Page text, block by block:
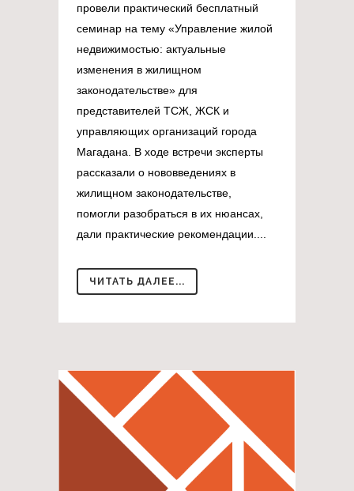
провели практический бесплатный
семинар на тему «Управление жилой
недвижимостью: актуальные
изменения в жилищном
законодательстве» для
представителей ТСЖ, ЖСК и
управляющих организаций города
Магадана. В ходе встречи эксперты
рассказали о нововведениях в
жилищном законодательстве,
помогли разобраться в их нюансах,
дали практические рекомендации....
ЧИТАТЬ ДАЛЕЕ...